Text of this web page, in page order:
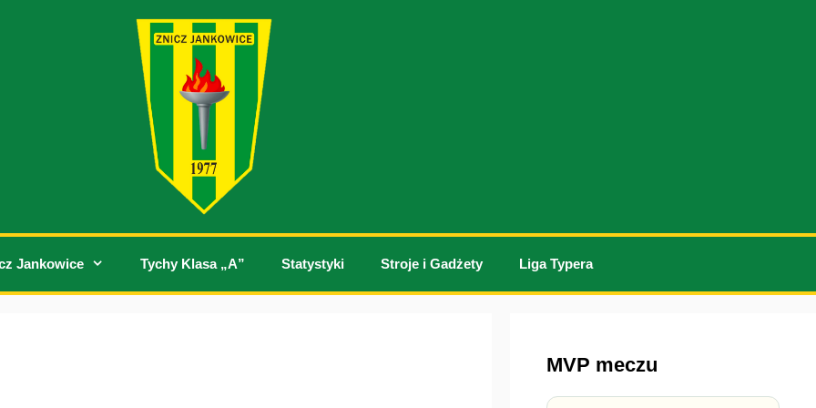
Jankowice Tychy Klasa „A” Statystyki Stroje i Gadżety Liga Typera
MVP meczu